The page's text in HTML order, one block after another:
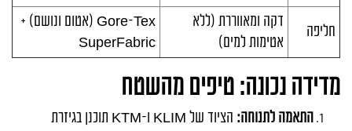
חליפה
דקה ומאווררת (ללא
אטימות למים)
Gore-Tex (אטום ונושם) +
SuperFabric
מדידה נכונה: טיפים מהשטח
התאמה לתנוחה: הציוד של KLIM ו-KTM תוכנן בגיזרת